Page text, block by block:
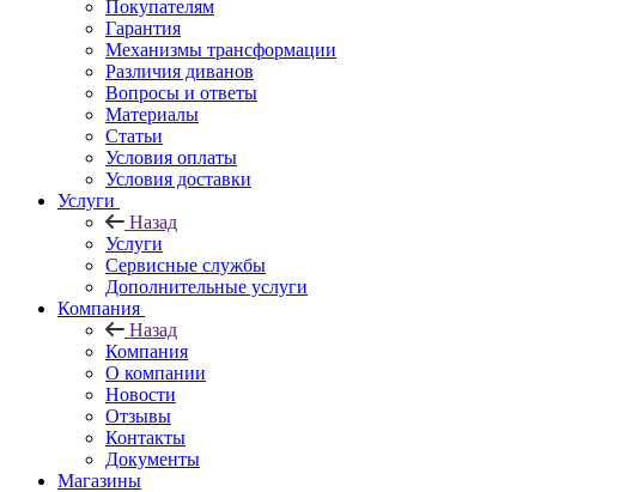
Покупателям
Гарантия
Механизмы трансформации
Различия диванов
Вопросы и ответы
Материалы
Статьи
Условия оплаты
Условия доставки
Услуги
Назад
Услуги
Сервисные службы
Дополнительные услуги
Компания
Назад
Компания
О компании
Новости
Отзывы
Контакты
Документы
Магазины